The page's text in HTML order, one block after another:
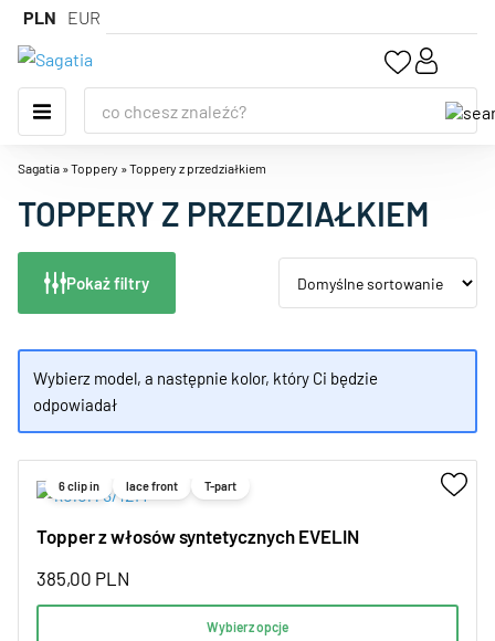
PLN EUR
Sagatia »Toppery »Toppery z przedziałkiem
TOPPERY Z PRZEDZIAŁKIEM
Pokaż filtry
Wybierz model, a następnie kolor, który Ci będzie
odpowiadał
6 clip in lace front T-part
Topper z włosów syntetycznych EVELIN
385,00 PLN
Wybierz opcje